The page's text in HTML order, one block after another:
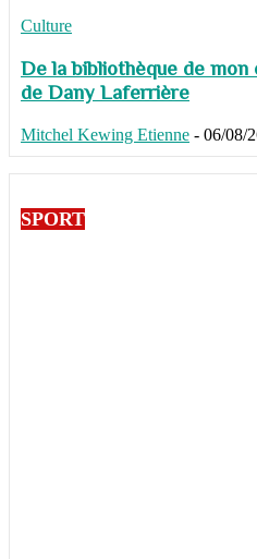
Culture
De la bibliothèque de
de Dany Laferrière
Mitchel Kewing Etienne - 06/08/
SPORT